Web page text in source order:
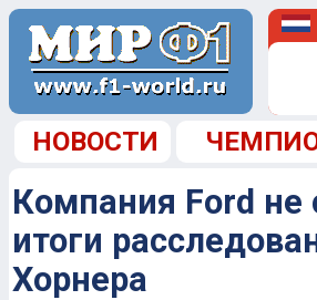
НОВОСТИ
Компания Ford не
итоги
Хорнера